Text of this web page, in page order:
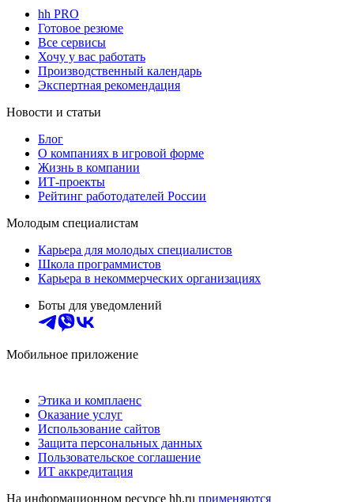
hh PRO
Готовое резюме
Все сервисы
Хочу у вас работать
Производственный календарь
Экспертная рекомендация
Новости и статьи
Блог
О компаниях в игровой форме
Жизнь в компании
ИТ-проекты
Рейтинг работодателей России
Молодым специалистам
Карьера для молодых специалистов
Школа программистов
Карьера в некоммерческих организациях
Боты для уведомлений
Мобильное приложение
Этика и комплаенс
Оказание услуг
Использование сайтов
Защита персональных данных
Пользовательское соглашение
ИТ аккредитация
На информационном ресурсе hh.ru применяются